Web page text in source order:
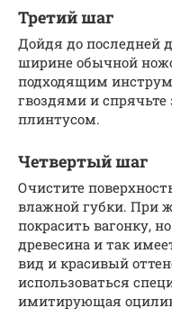
Третий шаг
Дойдя до последней
ширине обычной
подходящим
гвоздями и
плинтусом.
Четвертый шаг
Очистите
влажной губки. При
покрасить вагонку,
древесина и так
вид и красивый
использоваться
имитирующая